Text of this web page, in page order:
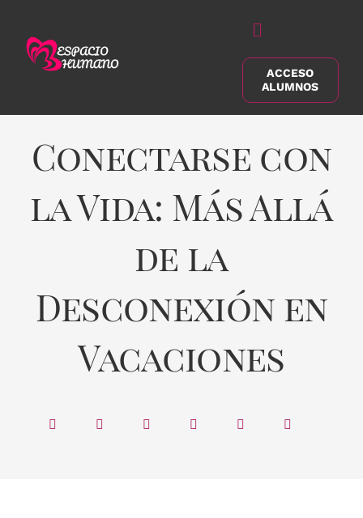
contenido
Alternar
navegación
Buscar:
ACCESO
ALUMNOS
Conectarse con
la Vida: Más Allá
de la
Desconexión en
Vacaciones